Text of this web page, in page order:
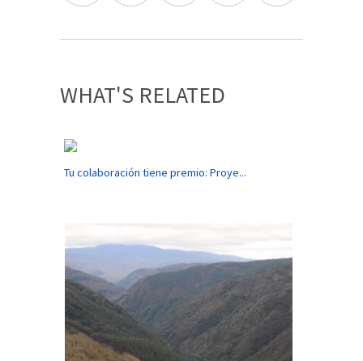
WHAT'S RELATED
Tu colaboración tiene premio: Proye...